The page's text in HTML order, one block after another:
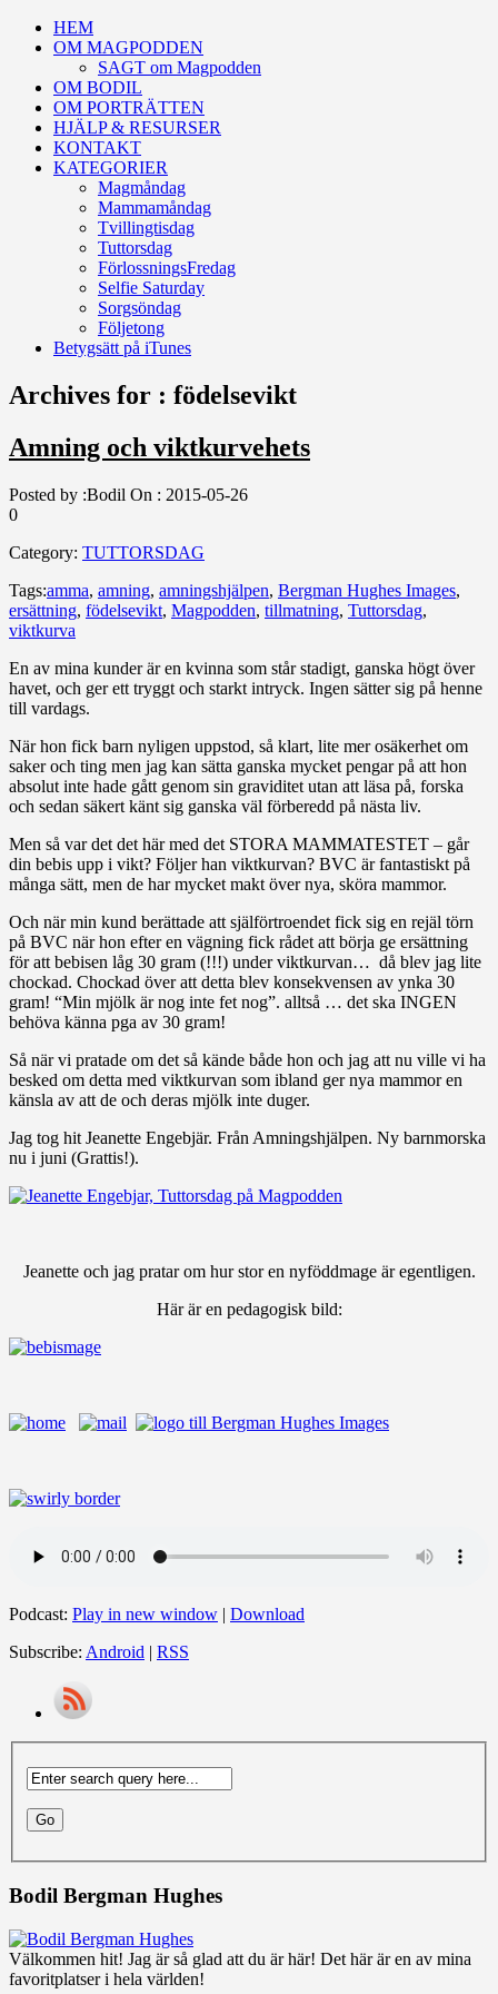
HEM
OM MAGPODDEN
SAGT om Magpodden
OM BODIL
OM PORTRÄTTEN
HJÄLP & RESURSER
KONTAKT
KATEGORIER
Magmåndag
Mammamåndag
Tvillingtisdag
Tuttorsdag
FörlossningsFredag
Selfie Saturday
Sorgsöndag
Följetong
Betygsätt på iTunes
Archives for : födelsevikt
Amning och viktkurvehets
Posted by :Bodil On : 2015-05-26
0
Category: TUTTORSDAG
Tags:amma, amning, amningshjälpen, Bergman Hughes Images,
ersättning, födelsevikt, Magpodden, tillmatning, Tuttorsdag,
viktkurva
En av mina kunder är en kvinna som står stadigt, ganska högt över
havet, och ger ett tryggt och starkt intryck. Ingen sätter sig på henne
till vardags.
När hon fick barn nyligen uppstod, så klart, lite mer osäkerhet om
saker och ting men jag kan sätta ganska mycket pengar på att hon
absolut inte hade gått genom sin graviditet utan att läsa på, forska
och sedan säkert känt sig ganska väl förberedd på nästa liv.
Men så var det det här med det STORA MAMMATESTET – går
din bebis upp i vikt? Följer han viktkurvan? BVC är fantastiskt på
många sätt, men de har mycket makt över nya, sköra mammor.
Och när min kund berättade att själförtroendet fick sig en rejäl törn
på BVC när hon efter en vägning fick rådet att börja ge ersättning
för att bebisen låg 30 gram (!!!) under viktkurvan… då blev jag lite
chockad. Chockad över att detta blev konsekvensen av ynka 30
gram! “Min mjölk är nog inte fet nog”. alltså … det ska INGEN
behöva känna pga av 30 gram!
Så när vi pratade om det så kände både hon och jag att nu ville vi ha
besked om detta med viktkurvan som ibland ger nya mammor en
känsla av att de och deras mjölk inte duger.
Jag tog hit Jeanette Engebjär. Från Amningshjälpen. Ny barnmorska
nu i juni (Grattis!).
Jeanette och jag pratar om hur stor en nyföddmage är egentligen.
Här är en pedagogisk bild:
Podcast: Play in new window | Download
Subscribe: Android | RSS
Bodil Bergman Hughes
Välkommen hit! Jag är så glad att du är här! Det här är en av mina
favoritplatser i hela världen!